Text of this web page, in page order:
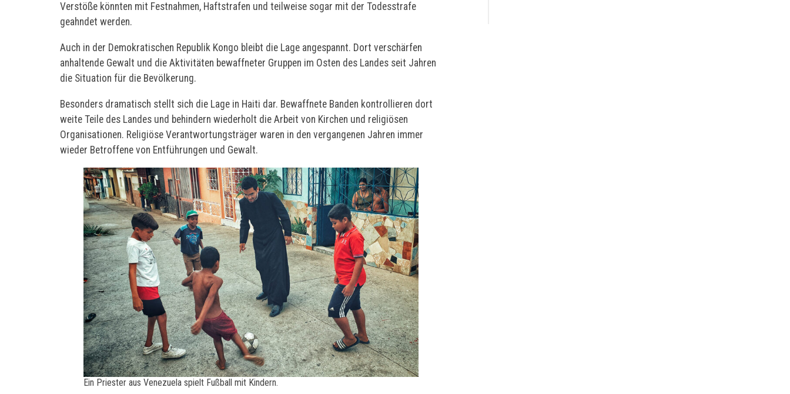
Verstöße könnten mit Festnahmen, Haftstrafen und teilweise sogar mit der Todesstrafe
geahndet werden.
Auch in der Demokratischen Republik Kongo bleibt die Lage angespannt. Dort verschärfen
anhaltende Gewalt und die Aktivitäten bewaffneter Gruppen im Osten des Landes seit Jahren
die Situation für die Bevölkerung.
Besonders dramatisch stellt sich die Lage in Haiti dar. Bewaffnete Banden kontrollieren dort
weite Teile des Landes und behindern wiederholt die Arbeit von Kirchen und religiösen
Organisationen. Religiöse Verantwortungsträger waren in den vergangenen Jahren immer
wieder Betroffene von Entführungen und Gewalt.
Ein Priester aus Venezuela spielt Fußball mit Kindern.